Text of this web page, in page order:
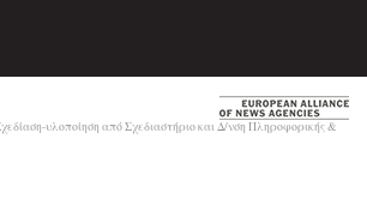
υλοποίηση από Σχεδιαστήριο και Δ/νση Πληροφορικής &